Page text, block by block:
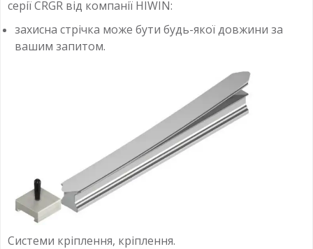
серії CRGR від компанії HIWIN:
захисна стрічка може бути будь-якої довжини за
вашим запитом.
Системи кріплення, кріплення.